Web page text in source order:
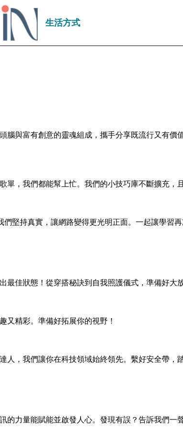
生活方式
與富有創意的靈魂組成，攜手分享既流行又有價
，我們都能幫上忙。我們的小技巧庫不斷擴充，
堅持真實，讓網路變得更光明正面。一起讓學習再
佳狀態！從穿搭秘訣到自我照護儀式，準備好大
又精彩。準備好拓展你的視野！
，我們讓你在科技領域始終領先。繫好安全帶，
力量能賦能並啟發人心。發現有誤？告訴我們一